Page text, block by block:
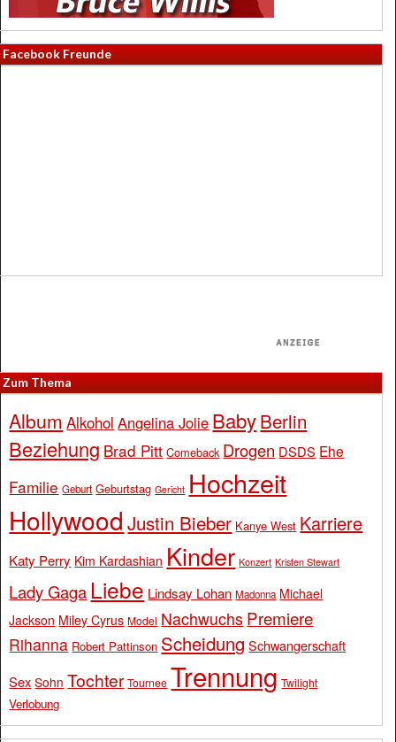
Facebook Freunde
Zum Thema
Album Alkohol Angelina Jolie BabyBerlin
Beziehung Brad Pitt Comeback Drogen DSDS Ehe
Familie Geburt Geburtstag Gericht Hochzeit
Hollywood Justin Bieber Kanye West Karriere
Katy Perry Kim Kardashian Kinder Konzert Kristen Stewart
Lady Gaga Liebe Lindsay Lohan Madonna Michael
Jackson Miley Cyrus Model Nachwuchs Premiere
Rihanna Robert Pattinson Scheidung Schwangerschaft
Sex Sohn Tochter Tournee Trennung Twilight
Verlobung